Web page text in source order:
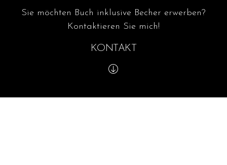
Sie möchten Buch inklusive Becher erwerben?
Kontaktieren Sie mich!
KONTAKT